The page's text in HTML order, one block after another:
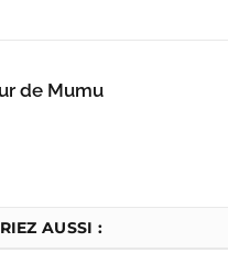
de Mumu
AUSSI :